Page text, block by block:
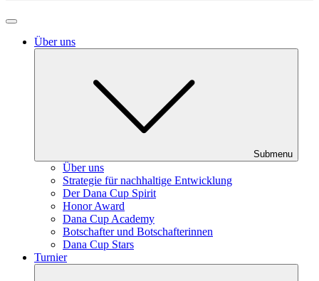
Über uns
Submenu
Über uns
Strategie für nachhaltige Entwicklung
Der Dana Cup Spirit
Honor Award
Dana Cup Academy
Botschafter und Botschafterinnen
Dana Cup Stars
Turnier